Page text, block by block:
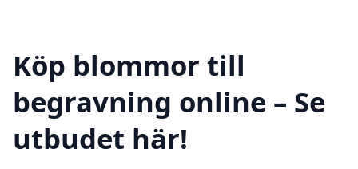
Köp blommor till
begravning online – Se
utbudet här!